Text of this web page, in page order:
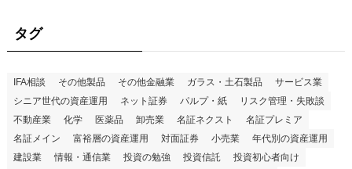
タグ
IFA相談 その他製品 その他金融業 ガラス・土石製品
サービス業
シニア世代の資産運用
ネット証券 パルプ・紙
リスク管理・失敗談
不動産業
化学 医薬品 卸売業 名証ネクスト
名証プレミア
名証メイン
富裕層の資産運用 対面証券 小売業
年代別の資産運用
建設業
情報・通信業 投資の勉強 投資信託
投資初心者向け